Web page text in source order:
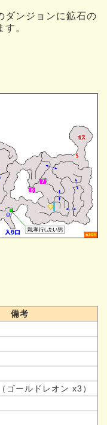
ダンジョンに鉱石の
。
備考
ゴールドレオン x3）